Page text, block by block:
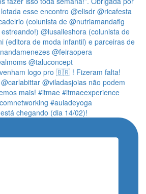
chegando (dia 14/02)!